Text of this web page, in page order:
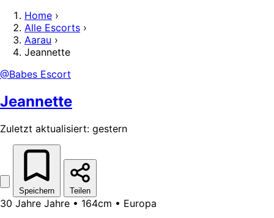
Home ›
Alle Escorts ›
Aarau ›
Jeannette
@Babes Escort
Jeannette
Zuletzt aktualisiert: gestern
Speichern Teilen
30 Jahre Jahre • 164cm • Europa